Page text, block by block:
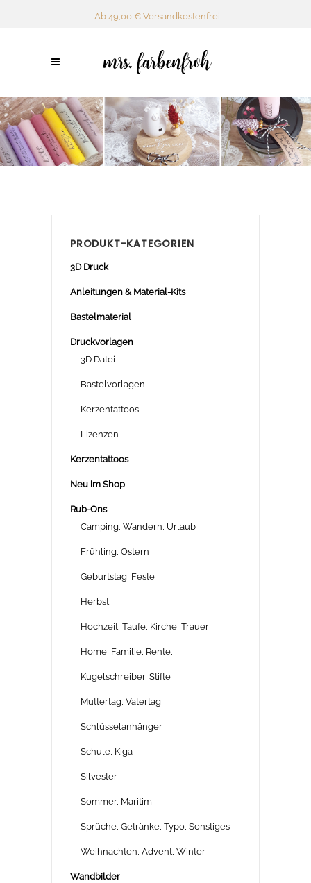
Ab 49,00 € Versandkostenfrei
PRODUKT-KATEGORIEN
3D Druck
Anleitungen & Material-Kits
Bastelmaterial
Druckvorlagen
3D Datei
Bastelvorlagen
Kerzentattoos
Lizenzen
Kerzentattoos
Neu im Shop
Rub-Ons
Camping, Wandern, Urlaub
Frühling, Ostern
Geburtstag, Feste
Herbst
Hochzeit, Taufe, Kirche, Trauer
Home, Familie, Rente,
Kugelschreiber, Stifte
Muttertag, Vatertag
Schlüsselanhänger
Schule, Kiga
Silvester
Sommer, Maritim
Sprüche, Getränke, Typo, Sonstiges
Weihnachten, Advent, Winter
Wandbilder